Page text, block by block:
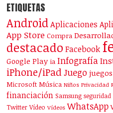
ETIQUETAS
Android Aplicaciones
App Store Compra
destacado Facebook
Google Play ia Infografía
iPhone/iPad Juego juegos
Microsoft Música Niños Privacidad
financiación Samsung seguridad
Twitter Vídeo Vídeos WhatsApp